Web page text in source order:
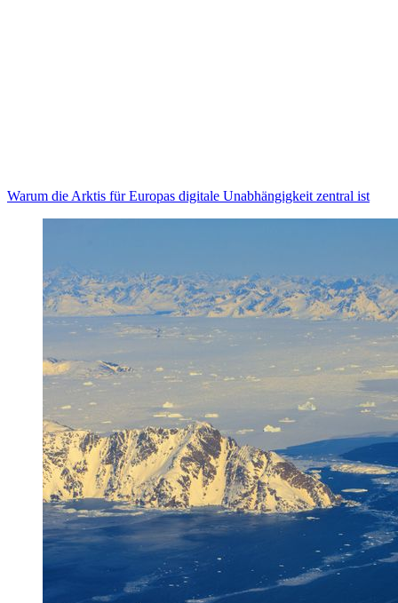
Warum die Arktis für Europas digitale Unabhängigkeit zentral ist